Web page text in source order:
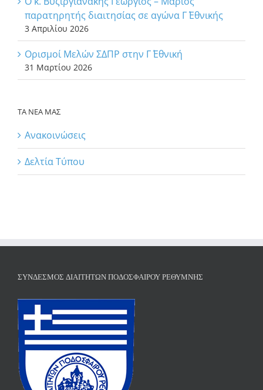
παρατηρητής διαιτησίας σε αγώνα Γ΄ Εθνικής
3 Απριλίου 2026
Ορισμοί Μελών ΣΔΠΡ στην Γ΄ Εθνική
31 Μαρτίου 2026
ΤΑ ΝΕΑ ΜΑΣ
Ανακοινώσεις
Δελτία Τύπου
ΣΎΝΔΕΣΜΟΣ ΔΙΑΙΤΗΤΏΝ ΠΟΔΟΣΦΑΊΡΟΥ ΡΕΘΎΜΝΗΣ